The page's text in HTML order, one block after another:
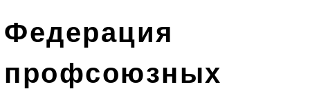
Федерация
профсоюзных